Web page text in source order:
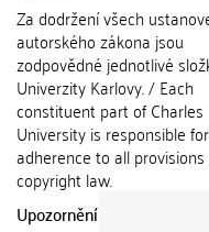
Za dodržení všech
autorského zákona jsou
zodpovědné jednotlivé
Univerzity Karlovy. / Each
constituent part of Charles
University is responsible for
adherence to all
copyright law.
Upozornění / Notice: